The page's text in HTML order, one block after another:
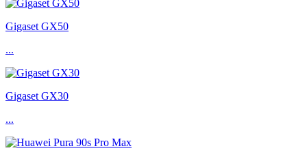
Gigaset GX50
...
Gigaset GX30
...